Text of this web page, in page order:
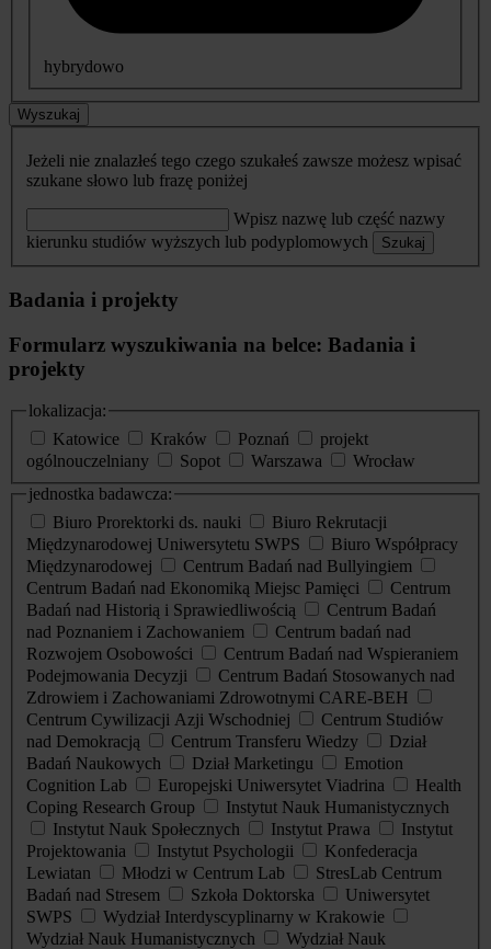
hybrydowo
Wyszukaj
Jeżeli nie znalazłeś tego czego szukałeś zawsze możesz wpisać
szukane słowo lub frazę poniżej
Wpisz nazwę lub część nazwy
kierunku studiów wyższych lub podyplomowych
Szukaj
Badania i projekty
Formularz wyszukiwania na belce: Badania i
projekty
lokalizacja:
Katowice
Kraków Poznań
projekt
ogólnouczelniany
Sopot Warszawa
Wrocław
jednostka badawcza:
Biuro Prorektorki ds. nauki
Biuro Rekrutacji
Międzynarodowej Uniwersytetu SWPS
Biuro Współpracy
Międzynarodowej
Centrum Badań nad Bullyingiem
Centrum Badań nad Ekonomiką Miejsc Pamięci
Centrum
Badań nad Historią i Sprawiedliwością
Centrum Badań
nad Poznaniem i Zachowaniem
Centrum badań nad
Rozwojem Osobowości
Centrum Badań nad Wspieraniem
Podejmowania Decyzji
Centrum Badań Stosowanych nad
Zdrowiem i Zachowaniami Zdrowotnymi CARE-BEH
Centrum Cywilizacji Azji Wschodniej
Centrum Studiów
nad Demokracją
Centrum Transferu Wiedzy
Dział
Badań Naukowych
Dział Marketingu
Emotion
Cognition Lab
Europejski Uniwersytet Viadrina
Health
Coping Research Group
Instytut Nauk Humanistycznych
Instytut Nauk Społecznych
Instytut Prawa
Instytut
Projektowania
Instytut Psychologii
Konfederacja
Lewiatan
Młodzi w Centrum Lab
StresLab Centrum
Badań nad Stresem
Szkoła Doktorska
Uniwersytet
SWPS
Wydział Interdyscyplinarny w Krakowie
Wydział Nauk Humanistycznych
Wydział Nauk